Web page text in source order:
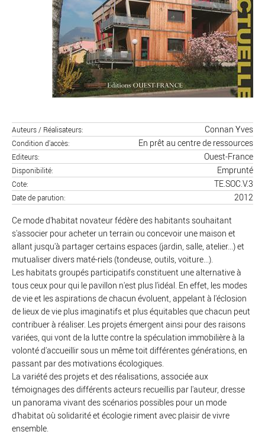
Auteurs / Réalisateurs Connan Yves
Condition d'accès En prêt au centre de ressources
Editeurs Ouest-France
Disponibilité Emprunté
Cote TE.SOC.V.3
Date de parution 2012
Ce mode d'habitat novateur fédère des habitants souhaitant
s'associer pour acheter un terrain ou concevoir une maison et
allant jusqu'à partager certains espaces (jardin, salle, atelier...) et
mutualiser divers maté-riels (tondeuse, outils, voiture...).
Les habitats groupés participatifs constituent une alternative à
tous ceux pour qui le pavillon n'est plus l'idéal. En effet, les modes
de vie et les aspirations de chacun évoluent, appelant à l'éclosion
de lieux de vie plus imaginatifs et plus équitables que chacun peut
contribuer à réaliser. Les projets émergent ainsi pour des raisons
variées, qui vont de la lutte contre la spéculation immobilière à la
volonté d'accueillir sous un même toit différentes générations, en
passant par des motivations écologiques.
La variété des projets et des réalisations, associée aux
témoignages des différents acteurs recueillis par l'auteur, dresse
un panorama vivant des scénarios possibles pour un mode
d'habitat où solidarité et écologie riment avec plaisir de vivre
ensemble.